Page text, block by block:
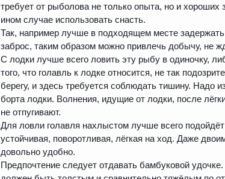
требует от рыболова не только опыта, но и
ином случае использовать снасть.
Так, например лучше в подходящем месте
заброс, таким образом можно привлечь добычу, не
С лодки лучше всего ловить эту рыбу в одиночку,
того, что голавль к лодке относится, не так
берегу, и здесь требуется соблюдать тишину. Надо
борта лодки. Волнения, идущие от лодки, после
не отпугивают.
Для ловли голавля нахлыстом лучше всего
устойчивая, поворотливая, лёгкая на ход. Даже
довольно удобно.
Предпочтение следует отдавать бамбуковой